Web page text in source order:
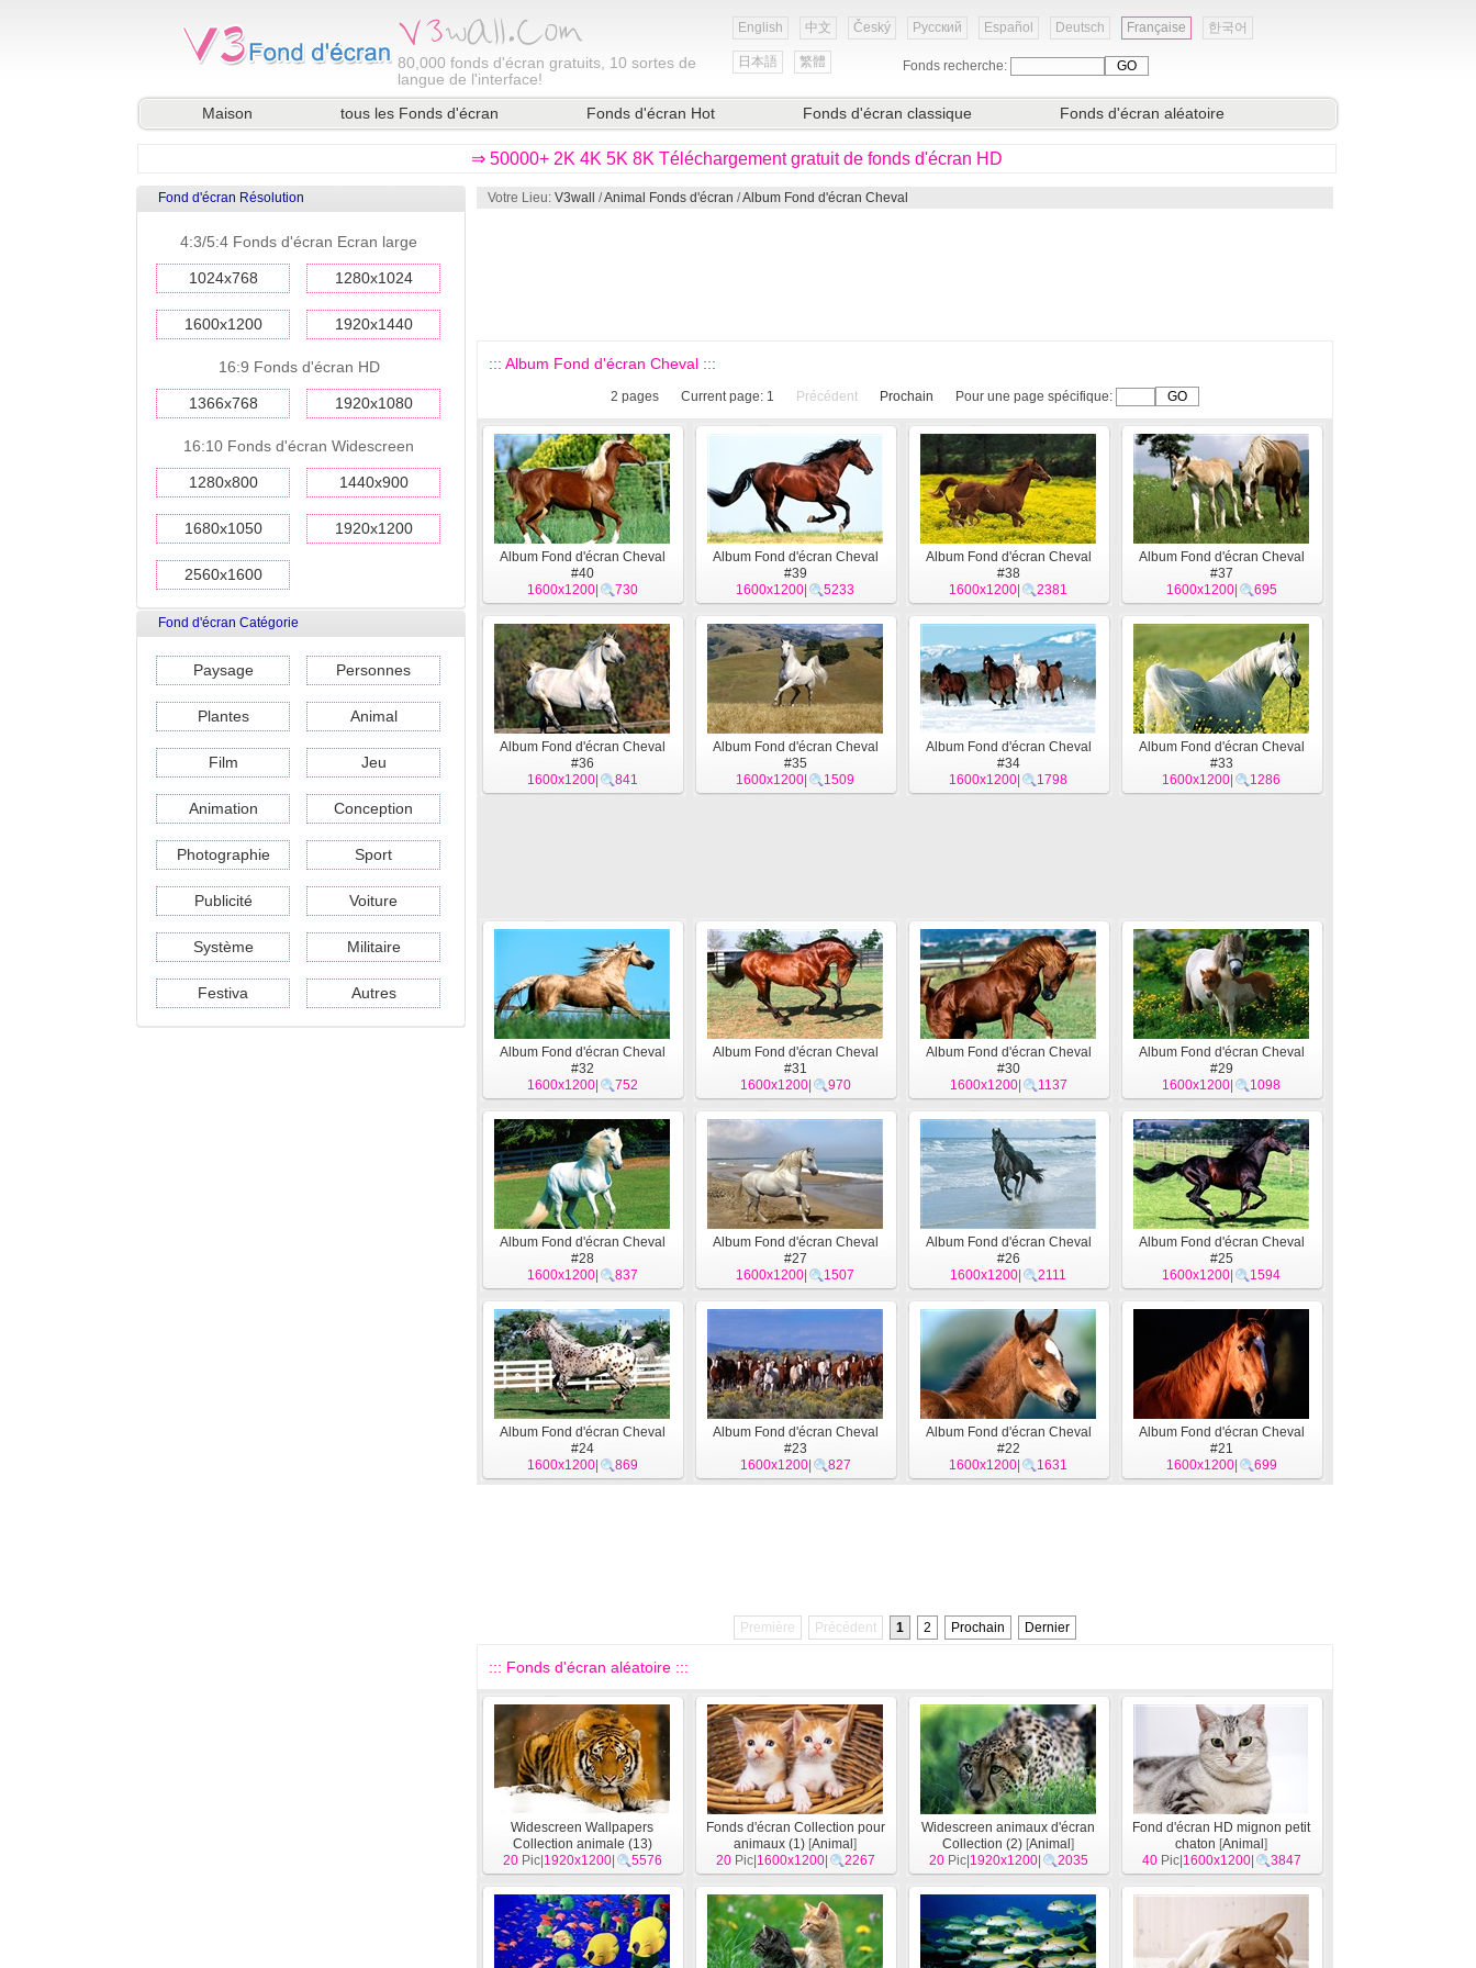
80,000 fonds d'écran gratuits, 10 sortes de
langue de l'interface!
English 中文 Český Русский Español Deutsch Française 한국어
日本語 繁體 Fonds recherche:
Maison tous les Fonds d'écran Fonds d'écran Hot Fonds d'écran classique Fonds d'écran aléatoire
⇒ 50000+ 2K 4K 5K 8K Téléchargement gratuit de fonds d'écran HD
Fond d'écran Résolution
4:3/5:4 Fonds d'écran Ecran large
1024x768 1280x1024
1600x1200 1920x1440
16:9 Fonds d'écran HD
1366x768 1920x1080
16:10 Fonds d'écran Widescreen
1280x800 1440x900
1680x1050 1920x1200
2560x1600
Fond d'écran Catégorie
Paysage Personnes
Plantes Animal
Film Jeu
Animation Conception
Photographie Sport
Publicité Voiture
Système Militaire
Festiva Autres
Votre Lieu: V3wall /Animal Fonds d'écran /Album Fond d'écran Cheval
::: Album Fond d'écran Cheval :::
2 pages Current page: 1 Précédent Prochain Pour une page spécifique:
Album Fond d'écran Cheval
#40
1600x1200| 730
Album Fond d'écran Cheval
#39
1600x1200
5233
Album Fond d'écran Cheval
#38
1600x1200
2381
Album Fond d'écran Cheval
#37
1600x1200| 695
Album Fond d'écran Cheval
#36
1600x1200| 841
Album Fond d'écran Cheval
#35
1600x1200
1509
Album Fond d'écran Cheval
#34
1600x1200
1798
Album Fond d'écran Cheval
#33
1600x1200
1286
Album Fond d'écran Cheval
#32
1600x1200| 752
Album Fond d'écran Cheval
#31
1600x1200| 970
Album Fond d'écran Cheval
#30
1600x1200| 1137
Album Fond d'écran Cheval
#29
1600x1200
1098
Album Fond d'écran Cheval
#28
1600x1200| 837
Album Fond d'écran Cheval
#27
1600x1200
1507
Album Fond d'écran Cheval
#26
1600x1200
2111
Album Fond d'écran Cheval
#25
1600x1200
1594
Album Fond d'écran Cheval
#24
1600x1200| 869
Album Fond d'écran Cheval
#23
1600x1200| 827
Album Fond d'écran Cheval
#22
1600x1200
1631
Album Fond d'écran Cheval
#21
1600x1200| 699
Première Précédent 1 2 Prochain Dernier
::: Fonds d'écran aléatoire :::
Widescreen Wallpapers
Collection animale (13)
[Animal]
20Pic| 1920x1200| 5576
Fonds d'écran Collection pour
animaux (1) [Animal ]
20Pic| 1600x1200| 2267
Widescreen animaux d'écran
Collection (2) [Animal ]
20Pic| 1920x1200| 2035
Fond d'écran HD mignon petit
chaton [Animal ]
40Pic| 1600x1200| 3847